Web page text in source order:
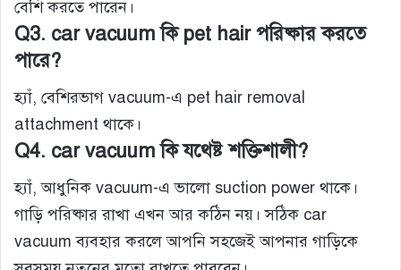
বেশি করতে পারেন।
Q3. car vacuum কি pet hair পরিষ্কার করতে
পারে?
হ্যাঁ, বেশিরভাগ vacuum-এ pet hair removal
attachment থাকে।
Q4. car vacuum কি যথেষ্ট শক্তিশালী?
হ্যাঁ, আধুনিক vacuum-এ ভালো suction power থাকে।
গাড়ি পরিষ্কার রাখা এখন আর কঠিন নয়। সঠিক car
vacuum ব্যবহার করলে আপনি সহজেই আপনার গাড়িকে